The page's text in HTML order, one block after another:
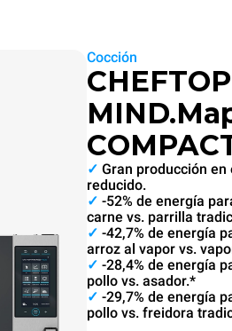
Cocción
CHEFTOP
✓ Gran producción en
reducido.
✓ -52% de energía
carne vs. parrilla
✓ -42,7% de energía
arroz al vapor vs.
✓ -28,4% de energía
pollo vs. asador.*
✓ -29,7% de energía
pollo vs. freidora